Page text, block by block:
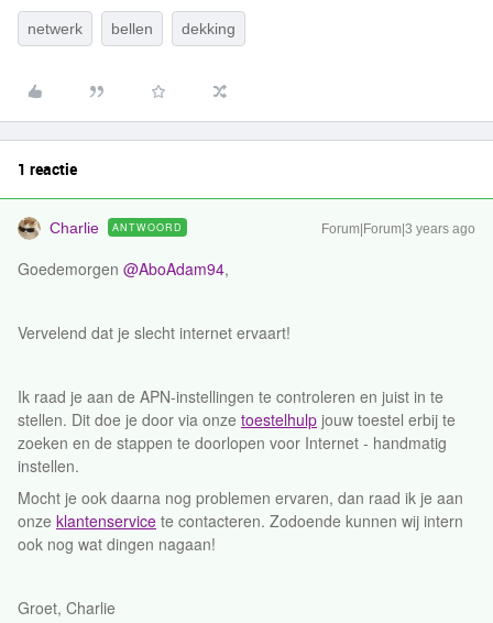
netwerk bellen dekking
1 reactie
Charlie ANTWOORD Forum|Forum|3 years ago
Goedemorgen @AboAdam94,
Vervelend dat je slecht internet ervaart!
Ik raad je aan de APN-instellingen te controleren en juist in te
stellen. Dit doe je door via onze toestelhulp jouw toestel erbij te
zoeken en de stappen te doorlopen voor Internet - handmatig
instellen.
Mocht je ook daarna nog problemen ervaren, dan raad ik je aan
onze klantenservice te contacteren. Zodoende kunnen wij intern
ook nog wat dingen nagaan!
Groet, Charlie